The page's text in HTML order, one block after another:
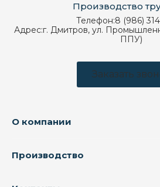
Производство
Телефон:8 (986)
Адрес:г. Дмитров, ул.
ППУ)
Заказать
О компании
Производство